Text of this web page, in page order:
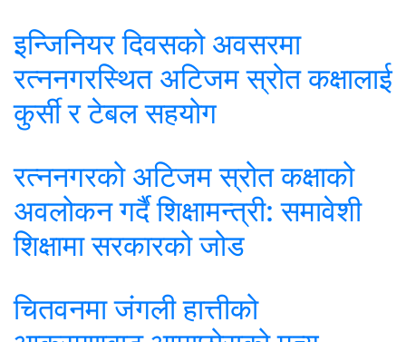
इन्जिनियर दिवसको अवसरमा
रत्ननगरस्थित अटिजम स्रोत कक्षालाई
कुर्सी र टेबल सहयोग
रत्ननगरको अटिजम स्रोत कक्षाको
अवलोकन गर्दै शिक्षामन्त्री: समावेशी
शिक्षामा सरकारको जोड
चितवनमा जंगली हात्तीको